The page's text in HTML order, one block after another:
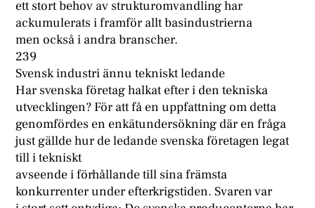
ett stort behov av strukturomvandling har
ackumulerats i framför allt basindustrierna
men också i andra branscher.
239
Svensk industri ännu tekniskt ledande
Har svenska företag halkat efter i den tekniska
utvecklingen? För att få en uppfattning om detta
genomfördes en enkätundersökning där en fråga
just gällde hur de ledande svenska företagen legat
till i tekniskt
avseende i förhållande till sina främsta
konkurrenter under efterkrigstiden. Svaren var